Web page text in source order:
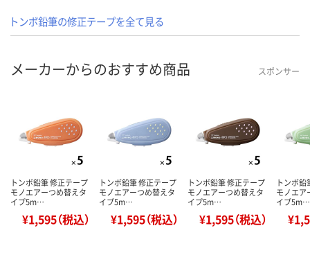
トンボ鉛筆の修正テープを全て見る
メーカーからのおすすめ商品 スポンサー
トンボ鉛筆 修正テープ
モノエアーつめ替えタ
イプ5m…
¥1,595（税込）
トンボ鉛筆 修正テープ
モノエアーつめ替えタ
イプ5m…
¥1,595（税込）
トンボ鉛筆 修正テープ
モノエアーつめ替えタ
イプ5m…
¥1,595（税込）
トンボ鉛
モノエア
イプ5m…